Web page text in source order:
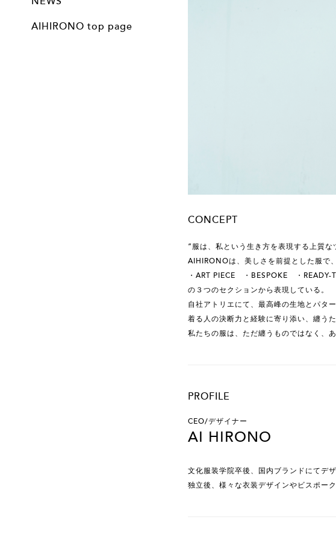
AIHIRONO top page
CONCEPT
”服は、私という生き方を表現する上質
AIHIRONOは、美しさを前提とした服で
・ART PIECE ・BESPOKE ・READY-
の３つのセクションから表現している。
自社アトリエにて、最高峰の生地とパタ
着る人の決断力と経験に寄り添い、纏う
私たちの服は、ただ纏うものではなく、
PROFILE
CEO/デザイナー
AI HIRONO
文化服装学院卒後、国内ブランドにてデ
独立後、様々な衣装デザインやビスポー